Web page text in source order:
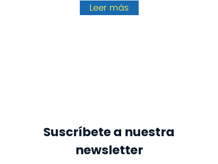
Leer más
Suscríbete a nuestra
newsletter